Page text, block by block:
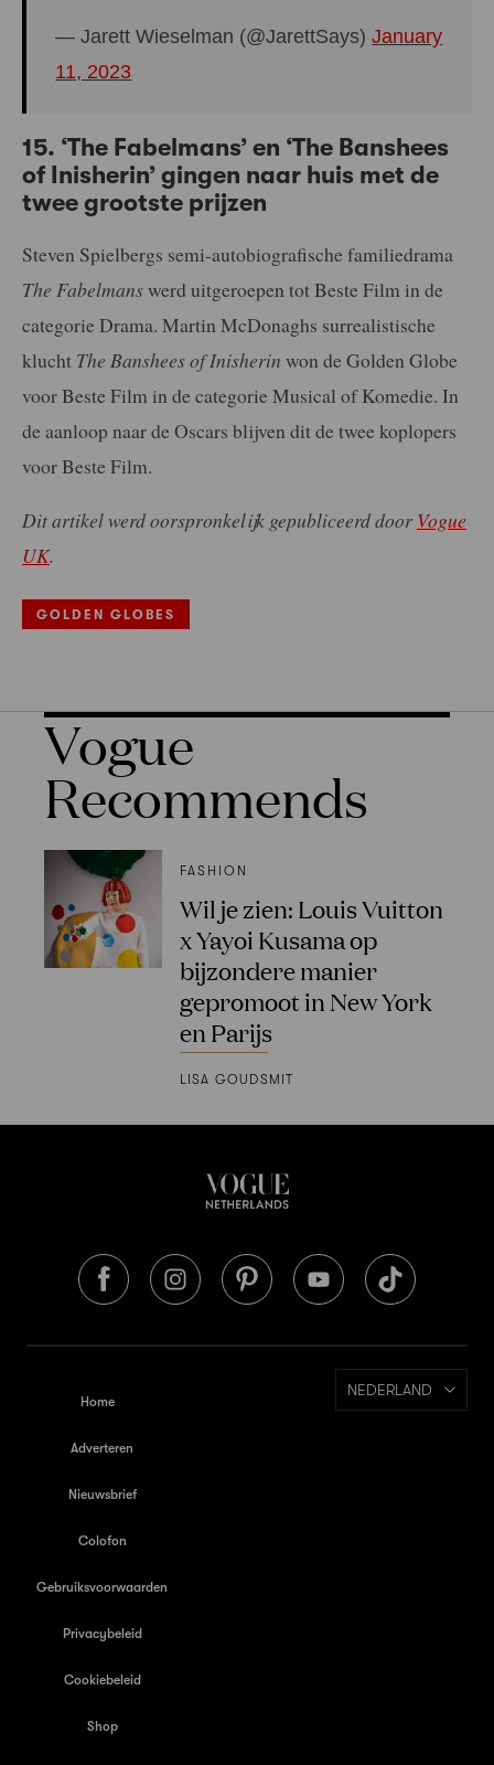
— Jarett Wieselman (@JarettSays)January
11, 2023
15. ‘The Fabelmans’ en ‘The Banshees
of Inisherin’ gingen naar huis met de
twee grootste prijzen
Steven Spielbergs semi-autobiografische familiedrama
The Fabelmanswerd uitgeroepen tot Beste Film in de
categorie Drama. Martin McDonaghs surrealistische
klucht The Banshees of Inisherin won de Golden Globe
voor Beste Film in de categorie Musical of Komedie. In
de aanloop naar de Oscars blijven dit de twee koplopers
voor Beste Film.
Dit artikel werd oorspronkelijk gepubliceerd door Vogue
UK.
GOLDEN GLOBES
Vogue
Recommends
FASHION
Wil je zien: Louis Vuitton
x Yayoi Kusama op
bijzondere manier
gepromoot in New York
en Parijs
LISA GOUDSMIT
Home
Adverteren
Nieuwsbrief
Colofon
Gebruiksvoorwaarden
Privacybeleid
Cookiebeleid
Shop
NEDERLAND